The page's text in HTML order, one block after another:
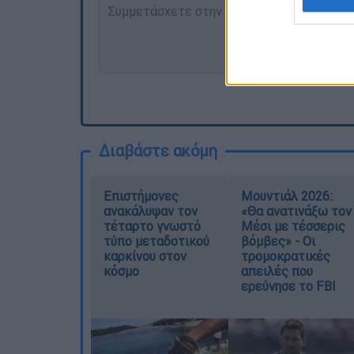
Διαβάστε ακόμη
Επιστήμονες
ανακάλυψαν τον
τέταρτο γνωστό
τύπο μεταδοτικού
καρκίνου στον
κόσμο
Μουντιάλ 2026:
«Θα ανατινάξω τον
Μέσι με τέσσερις
βόμβες» - Οι
τρομοκρατικές
απειλές που
ερεύνησε το FBI